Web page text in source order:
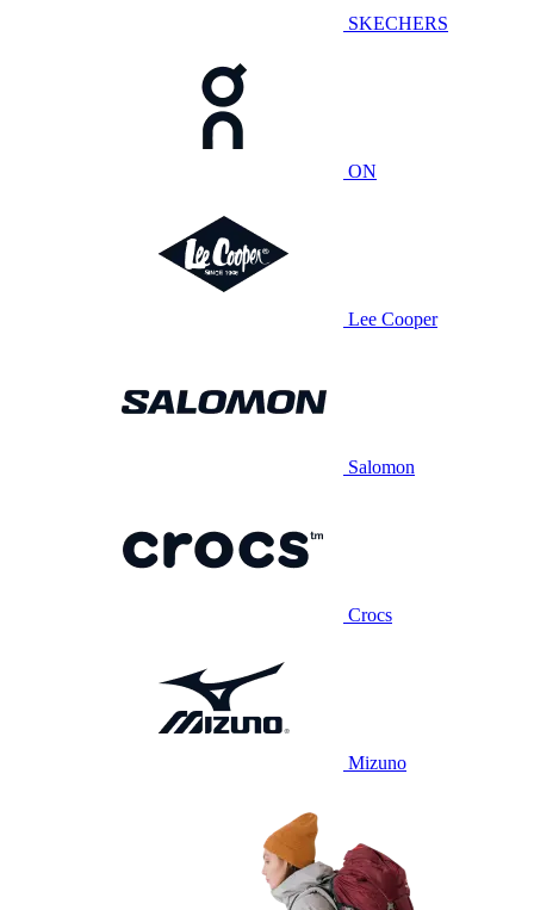
SKECHERS
ON
Lee Cooper
Salomon
Crocs
Mizuno